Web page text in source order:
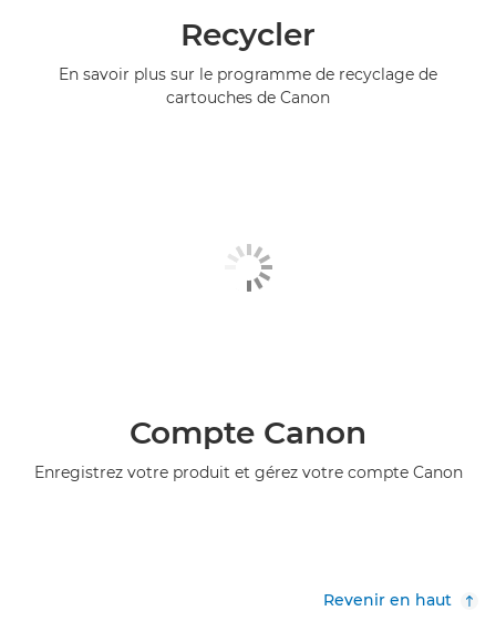
Recycler
En savoir plus sur le programme de recyclage de
cartouches de Canon
Compte Canon
Enregistrez votre produit et gérez votre compte Canon
Revenir en haut